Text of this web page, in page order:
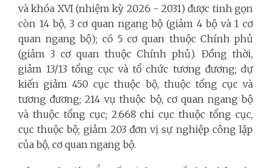
và khóa XVI (nhiệm kỳ 2026 - 2031) được tinh gọn
còn 14 bộ, 3 cơ quan ngang bộ (giảm 4 bộ và 1 cơ
quan ngang bộ); có 5 cơ quan thuộc Chính phủ
(giảm 3 cơ quan thuộc Chính phủ). Đồng thời,
giảm 13/13 tổng cục và tổ chức tương đương; dự
kiến giảm 450 cục thuộc bộ, thuộc tổng cục và
tương đương; 214 vụ thuộc bộ, cơ quan ngang bộ
và thuộc tổng cục; 2.668 chi cục thuộc tổng cục,
cục thuộc bộ; giảm 203 đơn vị sự nghiệp công lập
của bộ, cơ quan ngang bộ.